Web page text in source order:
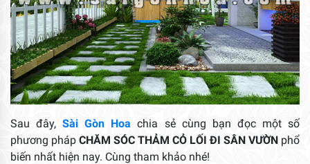
Sau đây,Sài Gòn Hoa chia sẻ cùng bạn đọc một số
phương pháp CHĂM SÓC THẢM CỎ LỐI ĐI SÂN VƯỜN phổ
biến nhất hiện nay. Cùng tham khảo nhé!